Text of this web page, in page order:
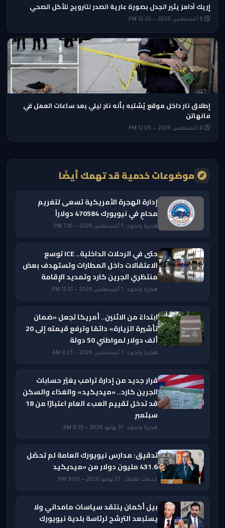
إريك آدامز يثير الجدل بصورة عارية الصدر للترويج للأكل الصحي
إطلاق نار داخل موقع يُشتبه بأنه نادٍ ليلي بعد ساعات العمل في
مانهاتن
موضوعات خدمية قد تهمك أيضًا
إدارة الهجرة الأمريكية تسعى لتغريم
محامٍ في نيويورك 470584 دولاراً
هجرة ولجوء · 1 أغسطس 2026 — 7:10 PM
حتى في الرحلات الداخلية.. ICE توسع
الاعتقالات داخل المطارات وتستهدف بعض
منتظري الجرين كارد وتمديد الإقامة
هجرة ولجوء · 1 أغسطس 2026 — 12:51 PM
ابتداءً من الاثنين.. أمريكا تجعل «ضمان
تأشيرة الزيارة» دائمًا وترفع قيمته إلى 20
ألف دولار لمواطني 50 دولة
هجرة ولجوء · 1 أغسطس 2026 — 9:23 AM
قرار جديد من إدارة ترامب يغيّر حسابات
الجرين كارد.. «ميديكيد» والغذاء والسكن
قد تدخل تقييم العبء العام اعتبارًا من 18
سبتمبر
هجرة ولجوء · 31 يوليو 2026 — 8:19 AM
تدقيق: مدارس نيويورك العامة لم تحصّل
431.6 مليون دولار من «ميديكيد
خدمات تهمك · 23 يوليو 2026 — 9:06 PM
بيل أكمان ينتقد سياسات مامداني ولا
يستبعد الترشح لرئاسة بلدية نيويورك